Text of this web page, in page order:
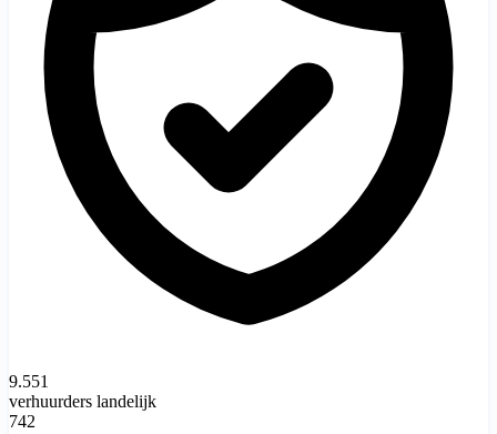
9.551
verhuurders landelijk
742